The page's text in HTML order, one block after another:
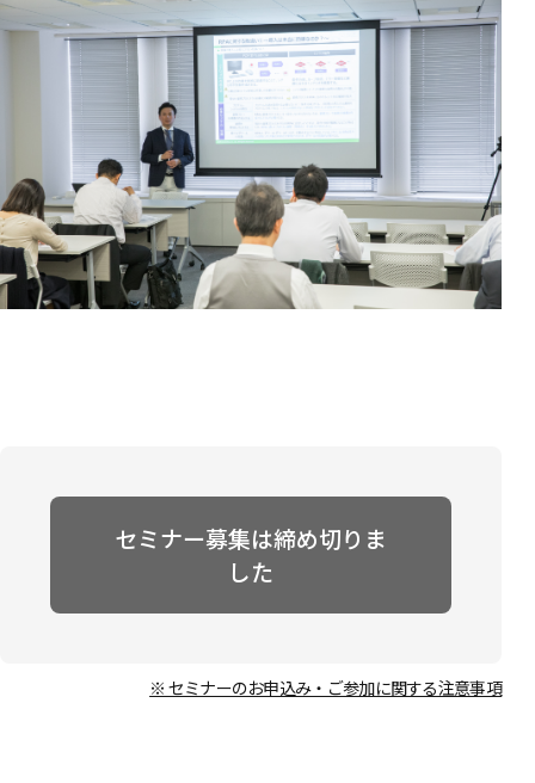
セミナー募集は締め切りま
した
※ セミナーのお申込み・ご参加に関する注意事項